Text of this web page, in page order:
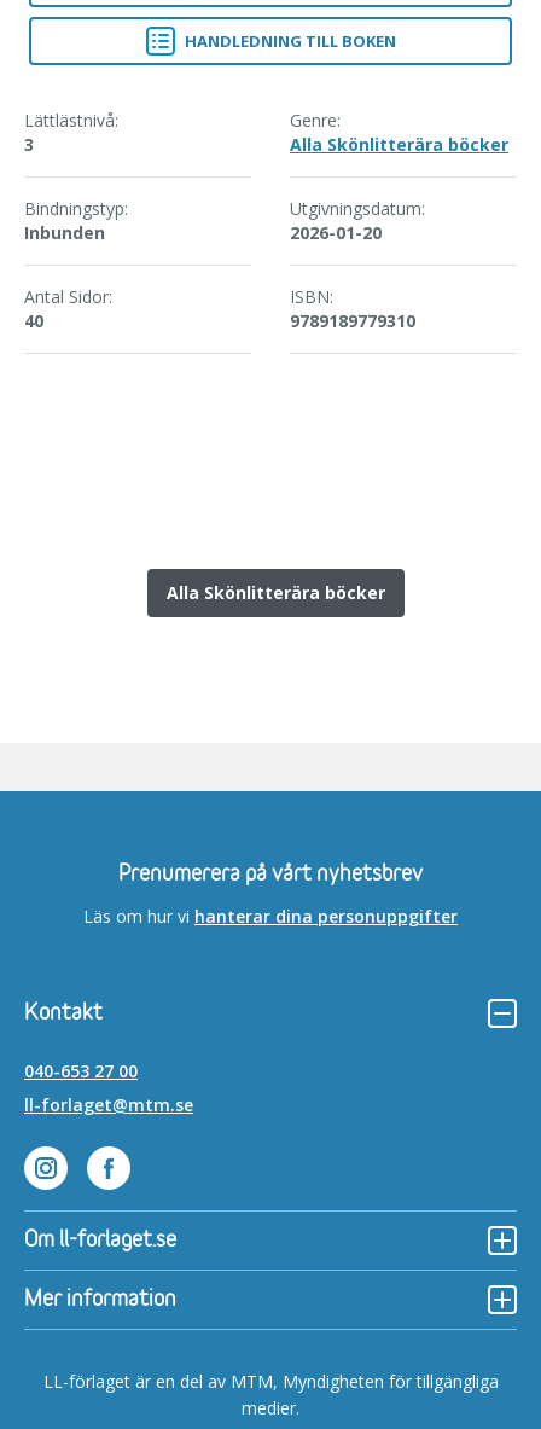
HANDLEDNING TILL BOKEN
PRINSEN
Lättlästnivå:
3
Genre:
Alla Skönlitterära böcker
Bindningstyp:
Inbunden
Utgivningsdatum:
2026-01-20
Antal Sidor:
40
ISBN:
9789189779310
Alla Skönlitterära böcker
Prenumerera på vårt nyhetsbrev
Läs om hur vi hanterar dina personuppgifter
Kontakt
040-653 27 00
ll-forlaget@mtm.se
Lättläst på Instagram
Om ll-forlaget.se
Mer information
LL-förlaget är en del av MTM, Myndigheten för tillgängliga
medier.